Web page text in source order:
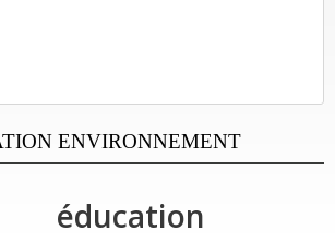
ENVIRONNEMENT
éducation